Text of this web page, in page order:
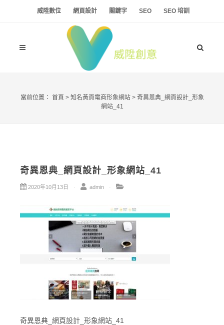
威陞數位 網頁設計 關鍵字 SEO SEO 培訓
當前位置： 首頁 > 知名黃頁電商形象網站> 奇異恩典_網頁設計_形象
網站_41
奇異恩典_網頁設計_形象網站_41
2020年10月13日 admin
奇異恩典_網頁設計_形象網站_41